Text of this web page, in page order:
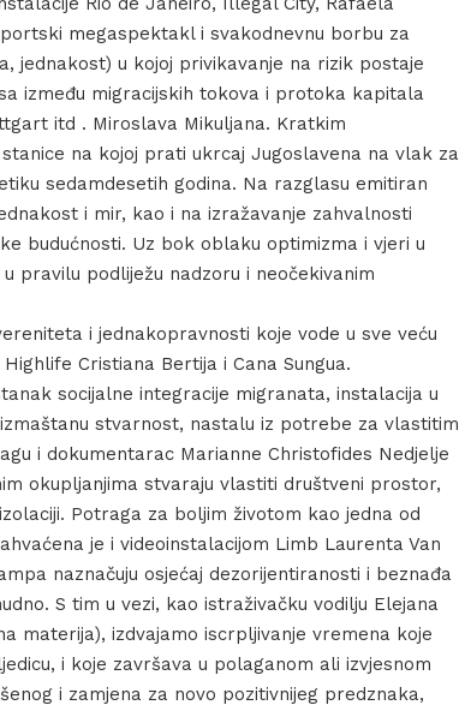
megaspektakl i svakodnevnu borbu za
jednakost) u kojoj privikavanje na rizik postaje
između migracijskih tokova i protoka kapitala
itd . Miroslava Mikuljana. Kratkim
na kojoj prati ukrcaj Jugoslavena na vlak za
sedamdesetih godina. Na razglasu emitiran
i mir, kao i na izražavanje zahvalnosti
budućnosti. Uz bok oblaku optimizma i vjeri u
pravilu podliježu nadzoru i neočekivanim
i jednakopravnosti koje vode u sve veću
Cristiana Bertija i Cana Sungua.
socijalne integracije migranata, instalacija u
stvarnost, nastalu iz potrebe za vlastitim
i dokumentarac Marianne Christofides Nedjelje
okupljanjima stvaraju vlastiti društveni prostor,
Potraga za boljim životom kao jedna od
je i videoinstalacijom Limb Laurenta Van
naznačuju osjećaj dezorijentiranosti i beznađa
S tim u vezi, kao istraživačku vodilju Elejana
materija), izdvajamo iscrpljivanje vremena koje
i koje završava u polaganom ali izvjesnom
i zamjena za novo pozitivnijeg predznaka,
Christofides